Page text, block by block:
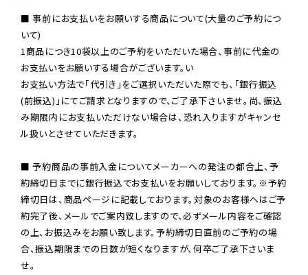
■ 事前にお支払いをお願いする商品について(大量のご予約につ
いて)
1商品につき10袋以上のご予約をいただいた場合、事前に代金の
お支払いをお願いする場合がございます。い
お支払い方法で「代引き」をご選択いただいた際でも、「銀行振込
(前振込)」にてご請求となりますので、ご了承下さいませ。尚、振込
み期限内にお支払いただけない場合は、恐れ入りますがキャンセ
ル扱いとさせていただきます。
■ 予約商品の事前入金についてメーカーへの発注の都合上、予
約締切日までに銀行振込でお支払いをお願いしております。※予約
締切日は、商品ページに記載しております。対象のお客様へはご予
約完了後、メールでご案内致しますので、必ずメール内容をご確認
の上、お振込みをお願い致します。予約締切日直前のご予約の場
合、振込期限までの日数が短くなりますが、何卒ご了承下さいま
せ。